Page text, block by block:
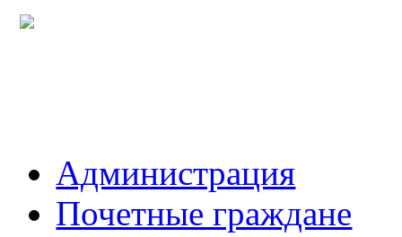
Администрация
Почетные граждане